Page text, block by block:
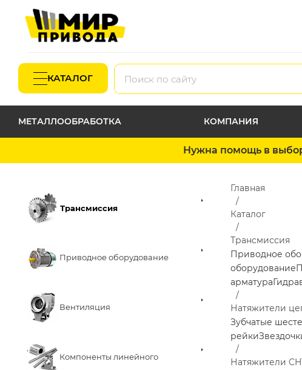
КАТАЛОГ
МЕТАЛЛООБРАБОТКА КОМПАНИЯ
Нужна помощь в
Трансмиссия
Приводное оборудование
Вентиляция
Компоненты линейного
Главная
Каталог
Трансмиссия
Приводное
оборудование
арматура
Натяжители
Зубчатые
рейки
Натяжители